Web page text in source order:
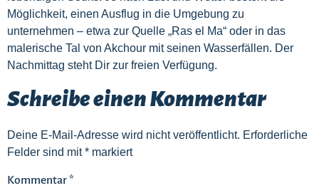
Möglichkeit, einen Ausflug in die Umgebung zu
unternehmen – etwa zur Quelle „Ras el Ma“ oder in das
malerische Tal von Akchour mit seinen Wasserfällen. Der
Nachmittag steht Dir zur freien Verfügung.
Schreibe einen Kommentar
Deine E-Mail-Adresse wird nicht veröffentlicht. Erforderliche
Felder sind mit* markiert
Kommentar*